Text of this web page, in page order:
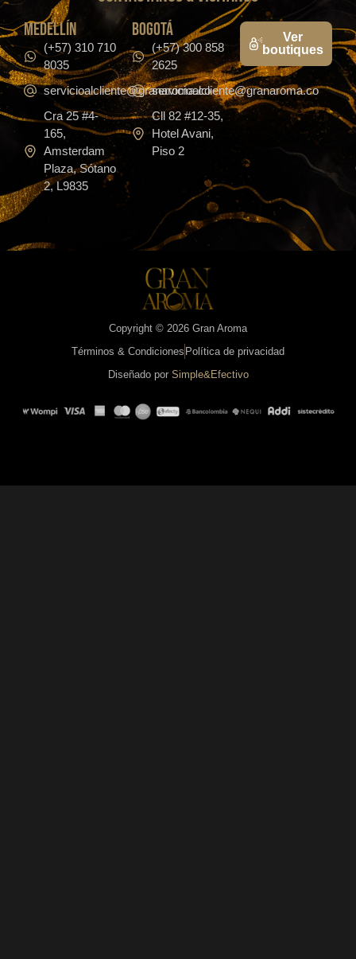
medellín
(+57) 310 710
8035
servicioalcliente@granaroma.co
Cra 25 #4-
165,
Amsterdam
Plaza, Sótano
2, L9835
bogotá
(+57) 300 858
2625
servicioalcliente@granaroma.co
Cll 82 #12-35,
Hotel Avani,
Piso 2
Ver
boutiques
Copyright © 2026 Gran Aroma
Términos & Condiciones Política de privacidad
Diseñado por Simple&Efectivo